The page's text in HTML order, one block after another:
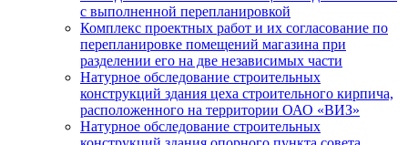
с выполненной перепланировкой
Комплекс проектных работ и их согласование по
перепланировке помещений магазина при
разделении его на две независимых части
Натурное обследование строительных
конструкций здания цеха строительного кирпича,
расположенного на территории ОАО «ВИЗ»
Натурное обследование строительных